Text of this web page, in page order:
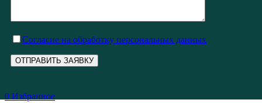
Cогласие на обработку персональных данных
0 Избранное